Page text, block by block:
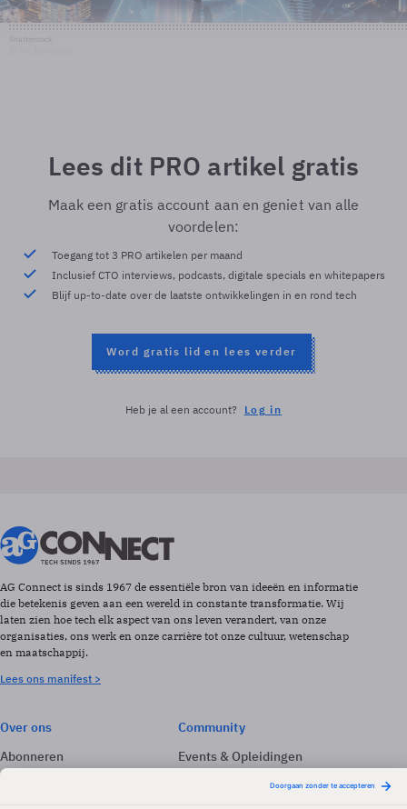
Lees dit PRO artikel gratis
Maak een gratis account aan en geniet van alle
voordelen:
Toegang tot 3 PRO artikelen per maand
Inclusief CTO interviews, podcasts, digitale specials en whitepapers
Blijf up-to-date over de laatste ontwikkelingen in en rond tech
Word gratis lid en lees verder
Heb je al een account? Log in
AG Connect is sinds 1967 de essentiële bron van ideeën en informatie
die betekenis geven aan een wereld in constante transformatie. Wij
laten zien hoe tech elk aspect van ons leven verandert, van onze
organisaties, ons werk en onze carrière tot onze cultuur, wetenschap
en maatschappij.
Lees ons manifest >
Over ons
Abonneren
Adverteren
Community
Events & Opleidingen